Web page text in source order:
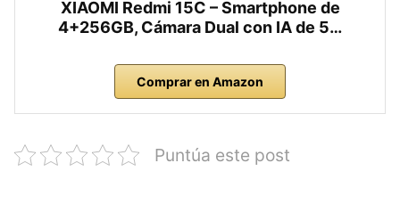
XIAOMI Redmi 15C – Smartphone de
4+256GB, Cámara Dual con IA de 5…
Comprar en Amazon
Puntúa este post